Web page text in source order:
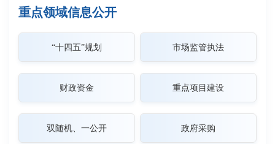
重点领域信息公开
“十四五”规划 市场监管执法
财政资金 重点项目建设
双随机、一公开 政府采购